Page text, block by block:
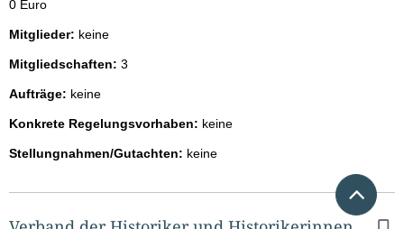
0 Euro
Mitglieder: keine
Mitgliedschaften: 3
Aufträge: keine
Konkrete Regelungsvorhaben: keine
Stellungnahmen/Gutachten: keine